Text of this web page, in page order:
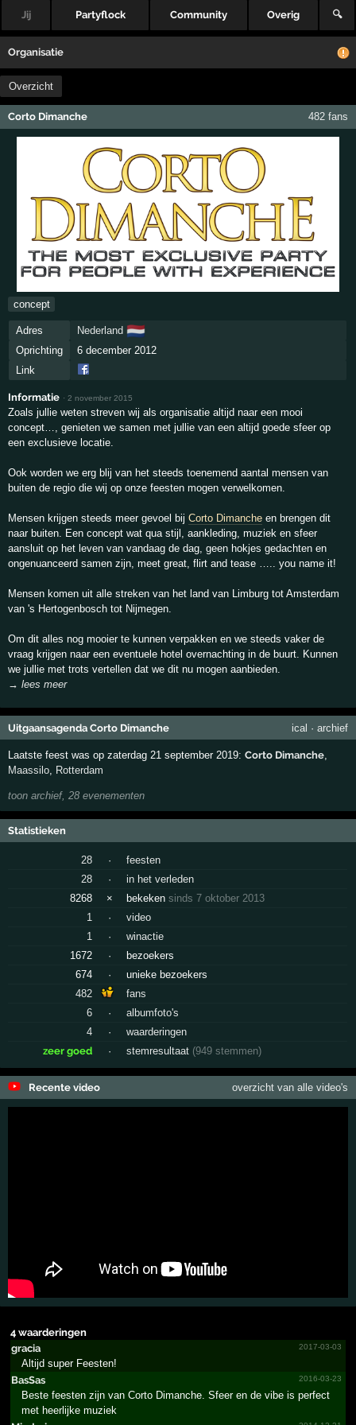
Jij Partyflock Community Overig 🔍
Organisatie
Overzicht
Corto Dimanche 482 fans
concept
Adres Nederland 🇳🇱
Oprichting
6 december 2012
Link
Informatie ·2 november 2015
Zoals jullie weten streven wij als organisatie altijd naar een mooi
concept…, genieten we samen met jullie van een altijd goede sfeer op
een exclusieve locatie.
Ook worden we erg blij van het steeds toenemend aantal mensen van
buiten de regio die wij op onze feesten mogen verwelkomen.
Mensen krijgen steeds meer gevoel bijCorto Dimanche en brengen dit
naar buiten. Een concept wat qua stijl, aankleding, muziek en sfeer
aansluit op het leven van vandaag de dag, geen hokjes gedachten en
ongenuanceerd samen zijn, meet great, flirt and tease ….. you name it!
Mensen komen uit alle streken van het land van Limburg tot Amsterdam
van 's Hertogenbosch tot Nijmegen.
Om dit alles nog mooier te kunnen verpakken en we steeds vaker de
vraag krijgen naar een eventuele hotel overnachting in de buurt. Kunnen
we jullie met trots vertellen dat we dit nu mogen aanbieden.
→ lees meer
Uitgaansagenda Corto Dimanche ical · archief
Laatste feest was op zaterdag 21 september 2019:Corto Dimanche
Maassilo
Rotterdam
toon archief, 28 evenementen
Statistieken
28 ·
feesten
28
·
in het verleden
8268
× bekekensinds 7 oktober 2013
1
·
video
1
·
winactie
1672
·
bezoekers
674
·
unieke bezoekers
482
fans
6
·
albumfoto's
4
·
waarderingen
zeer goed
· stemresultaat (949 stemmen)
Recente video overzicht van alle video's
4 waarderingen
gracia
2017-03-03
Altijd super Feesten!
BasSas
2016-03-23
Beste feesten zijn van Corto Dimanche. Sfeer en de vibe is perfect
met heerlijke muziek